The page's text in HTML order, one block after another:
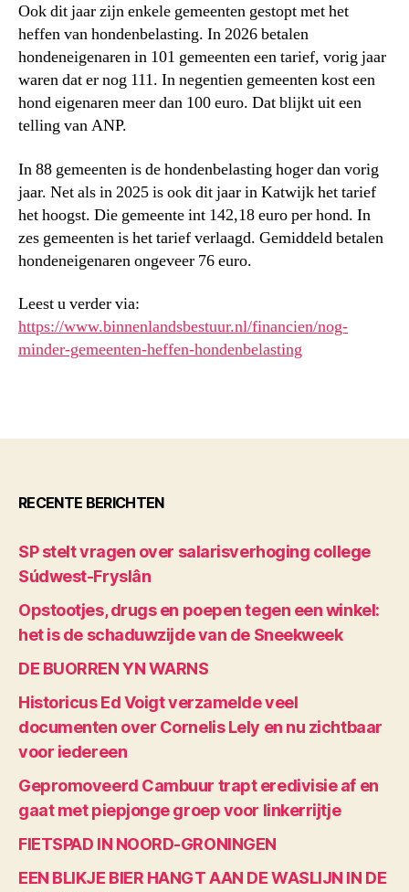
Ook dit jaar zijn enkele gemeenten gestopt met het
heffen van hondenbelasting. In 2026 betalen
hondeneigenaren in 101 gemeenten een tarief, vorig jaar
waren dat er nog 111. In negentien gemeenten kost een
hond eigenaren meer dan 100 euro. Dat blijkt uit een
telling van ANP.
In 88 gemeenten is de hondenbelasting hoger dan vorig
jaar. Net als in 2025 is ook dit jaar in Katwijk het tarief
het hoogst. Die gemeente int 142,18 euro per hond. In
zes gemeenten is het tarief verlaagd. Gemiddeld betalen
hondeneigenaren ongeveer 76 euro.
Leest u verder via:
https://www.binnenlandsbestuur.nl/financien/nog-
minder-gemeenten-heffen-hondenbelasting
RECENTE BERICHTEN
SP stelt vragen over salarisverhoging college
Súdwest-Fryslân
Opstootjes, drugs en poepen tegen een winkel:
het is de schaduwzijde van de Sneekweek
DE BUORREN YN WARNS
Historicus Ed Voigt verzamelde veel
documenten over Cornelis Lely en nu zichtbaar
voor iedereen
Gepromoveerd Cambuur trapt eredivisie af en
gaat met piepjonge groep voor linkerrijtje
FIETSPAD IN NOORD-GRONINGEN
EEN BLIKJE BIER HANGT AAN DE WASLIJN IN DE